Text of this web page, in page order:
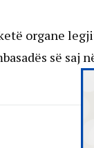
organe
së saj